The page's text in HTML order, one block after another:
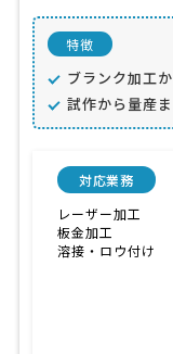
特徴
ブランク加工
試作から量産
対応業務
レーザー加工
板金加工
溶接・ロウ付け